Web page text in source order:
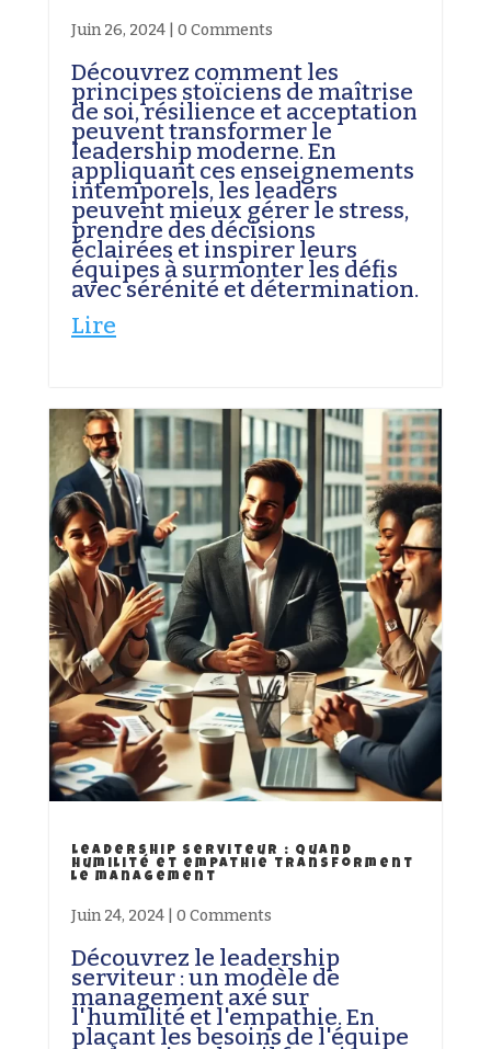
Juin 26, 2024| 0 Comments
Découvrez comment les
principes stoïciens de maîtrise
de soi, résilience et acceptation
peuvent transformer le
leadership moderne. En
appliquant ces enseignements
intemporels, les leaders
peuvent mieux gérer le stress,
prendre des décisions
éclairées et inspirer leurs
équipes à surmonter les défis
avec sérénité et détermination.
Lire
Leadership serviteur : Quand
humilité et empathie transforment
le management
Juin 24, 2024| 0 Comments
Découvrez le leadership
serviteur : un modèle de
management axé sur
l'humilité et l'empathie. En
plaçant les besoins de l'équipe